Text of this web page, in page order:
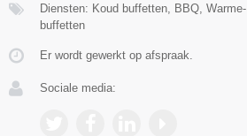
Diensten: Koud buffetten, BBQ,
buffetten
Er wordt gewerkt op afspraak.
Sociale media: